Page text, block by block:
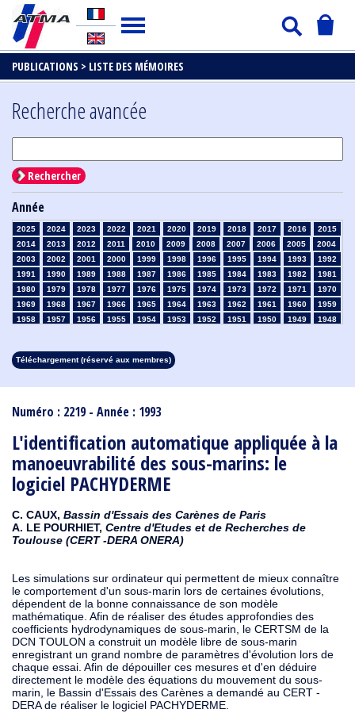
PUBLICATIONS > LISTE DES MÉMOIRES
Numéro : 2219 - Année : 1993
L'identification automatique appliquée à la
manoeuvrabilité des sous-marins: le
logiciel PACHYDERME
C. CAUX, Bassin d'Essais des Carènes de Paris
A. LE POURHIET, Centre d'Etudes et de Recherches de
Toulouse (CERT -DERA ONERA)
Les simulations sur ordinateur qui permettent de mieux connaître
le comportement d'un sous-marin lors de certaines évolutions,
dépendent de la bonne connaissance de son modèle
mathématique. Afin de réaliser des études approfondies des
coefficients hydrodynamiques de sous-marin, le CERTSM de la
DCN TOULON a construit un modèle libre de sous-marin
enregistrant un grand nombre de paramètres d'évolution lors de
chaque essai. Afin de dépouiller ces mesures et d'en déduire
directement le modèle des équations du mouvement du sous-
marin, le Bassin d'Essais des Carènes a demandé au CERT -
DERA de réaliser le logiciel PACHYDERME.
Recherche avancée
Rechercher
Année
2025 2024 2023 2022 2021 2020 2019 2018 2017 2016
2015
2014
2013 2012 2011 2010 2009 2008 2007 2006 2005
2004
2003
2002 2001 2000 1999 1998 1996 1995 1994 1993
1992
1991
1990 1989 1988 1987 1986 1985 1984 1983 1982
1981
1980
1979 1978 1977 1976 1975 1974 1973 1972 1971
1970
1969
1968 1967 1966 1965 1964 1963 1962 1961 1960
1959
1958
1957 1956 1955 1954 1953 1952 1951 1950 1949
1948
1913
1912 1911 1910 1909 1908
Téléchargement (réservé aux membres)